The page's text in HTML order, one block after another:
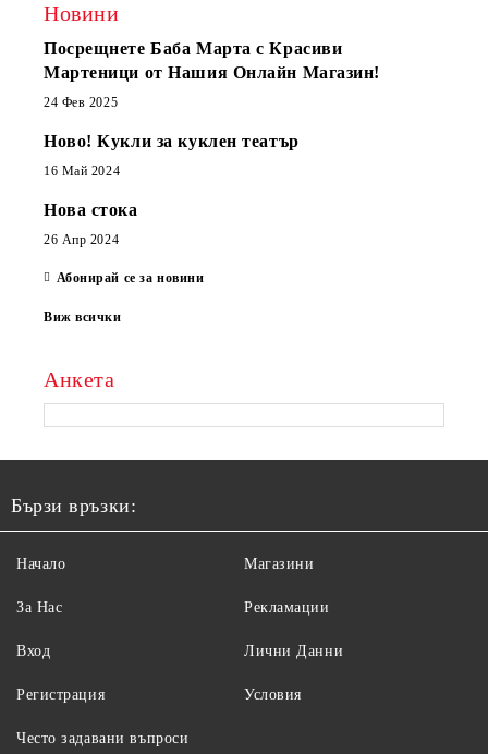
Новини
Посрещнете Баба Марта с Красиви
Мартеници от Нашия Онлайн Магазин!
24 Фев 2025
Ново! Кукли за куклен театър
16 Май 2024
Нова стока
26 Апр 2024
Абонирай се за новини
Виж всички
Анкета
Бързи връзки:
Начало
За Нас
Вход
Регистрация
Магазини
Рекламации
Лични Данни
Условия
Често задавани въпроси